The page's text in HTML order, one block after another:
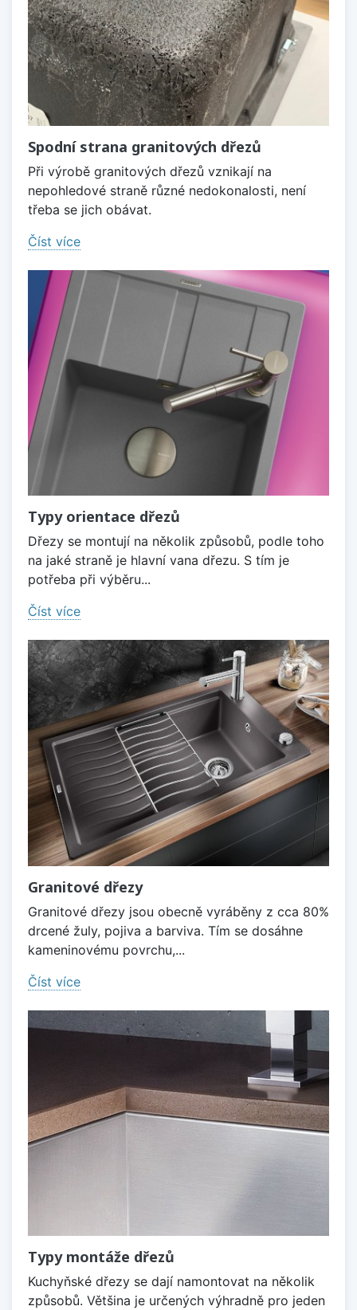
Spodní strana granitových dřezů
Při výrobě granitových dřezů vznikají na
nepohledové straně různé nedokonalosti, není
třeba se jich obávat.
Číst více
Typy orientace dřezů
Dřezy se montují na několik způsobů, podle toho
na jaké straně je hlavní vana dřezu. S tím je
potřeba při výběru...
Číst více
Granitové dřezy
Granitové dřezy jsou obecně vyráběny z cca 80%
drcené žuly, pojiva a barviva. Tím se dosáhne
kameninovému povrchu,...
Číst více
Typy montáže dřezů
Kuchyňské dřezy se dají namontovat na několik
způsobů. Většina je určených výhradně pro jeden